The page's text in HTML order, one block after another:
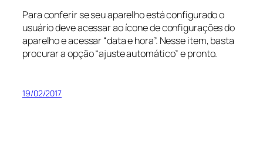
Para conferir se seu aparelho está configurado o
usuário deve acessar ao ícone de configurações do
aparelho e acessar “data e hora”. Nesse item, basta
procurar a opção “ajuste automático” e pronto.
19/02/2017